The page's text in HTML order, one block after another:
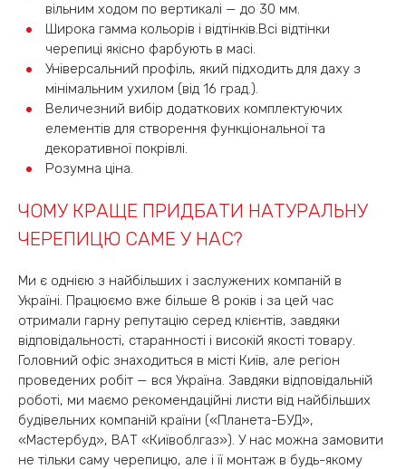
вільним ходом по вертикалі — до 30 мм.
Широка гамма кольорів і відтінків.Всі відтінки
черепиці якісно фарбують в масі.
Універсальний профіль, який підходить для даху з
мінімальним ухилом (від 16 град.).
Величезний вибір додаткових комплектуючих
елементів для створення функціональної та
декоративної покрівлі.
Розумна ціна.
ЧОМУ КРАЩЕ ПРИДБАТИ НАТУРАЛЬНУ
ЧЕРЕПИЦЮ САМЕ У НАС?
Ми є однією з найбільших і заслужених компаній в
Україні. Працюємо вже більше 8 років і за цей час
отримали гарну репутацію серед клієнтів, завдяки
відповідальності, старанності і високій якості товару.
Головний офіс знаходиться в місті Київ, але регіон
проведених робіт — вся Україна. Завдяки відповідальній
роботі, ми маємо рекомендаційні листи від найбільших
будівельних компаній країни («Планета-БУД»,
«Мастербуд», ВАТ «Київоблгаз»). У нас можна замовити
не тільки саму черепицю, але і її монтаж в будь-якому